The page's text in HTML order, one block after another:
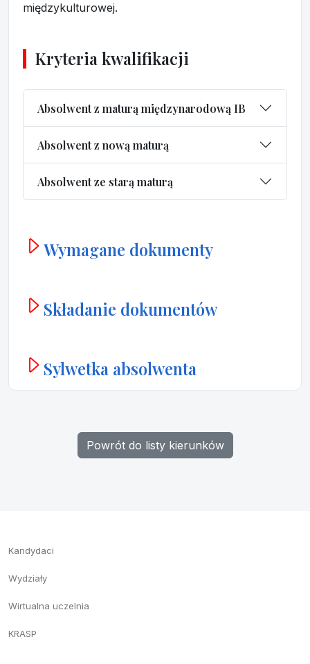
międzykulturowej.
Kryteria kwalifikacji
Absolwent z maturą międzynarodową IB
Absolwent z nową maturą
Absolwent ze starą maturą
Wymagane dokumenty
Składanie dokumentów
Sylwetka absolwenta
Powrót do listy kierunków
Kandydaci
Wydziały
Wirtualna uczelnia
KRASP